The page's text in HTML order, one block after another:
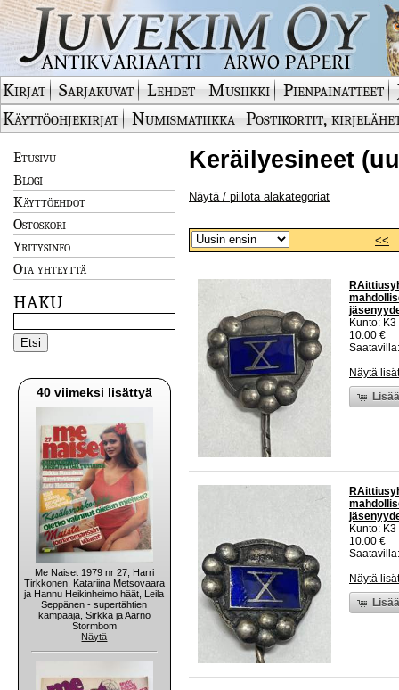
Kirjat Sarjakuvat Lehdet Musiikki Pienpainatteet
Käyttöohjekirjat
Numismatiikka Postikortit,
Etusivu
Blogi
Käyttöehdot
Ostoskori
Yritysinfo
Ota yhteyttä
HAKU
40 viimeksi lisättyä
Me Naiset 1979 nr 27, Harri
Tirkkonen, Katariina Metsovaara
ja Hannu Heikinheimo häät, Leila
Seppänen - supertähtien
kampaaja, Sirkka ja Aarno
Stormbom
Näytä
Keräilyesineet
Näytä / piilota alakategoriat
<<
Kunto:
10.00 €
Näytä
Kunto:
10.00 €
Näytä